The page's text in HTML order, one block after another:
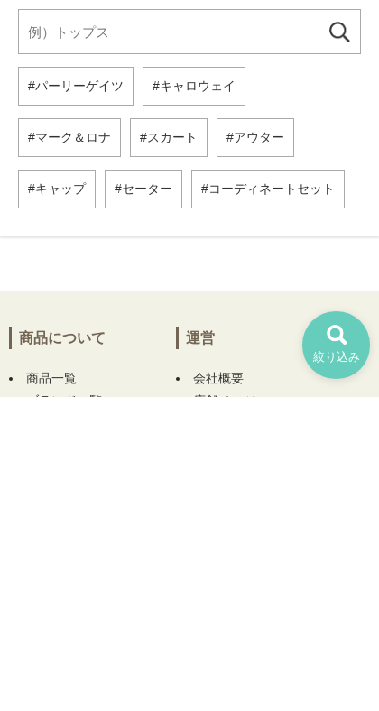
絞り込み
パーリーゲイツ キャロウェイ
マーク＆ロナ スカート アウター
キャップ セーター コーディネートセット
商品について
商品一覧
ブランド一覧
運営
会社概要
店舗ページ